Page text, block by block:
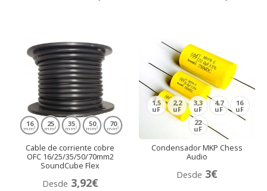
16
mm²
25
mm²
35
mm²
50
mm²
70
mm²
Cable de corriente cobre
OFC 16/25/35/50/70mm2
SoundCube Flex
Desde 3,92€
1,5
uF
2,2
uF
3,3
uF
4,7
uF
16
uF
22
uF
Condensador MKP Chess
Audio
Desde 3€